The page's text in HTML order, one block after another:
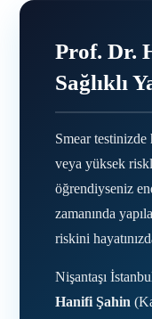
Prof. Dr.
Sağlıklı
Smear testinizde
veya yüksek
öğrendiyseniz
zamanında
riskini
Nişantaşı
Hanifi Şahin